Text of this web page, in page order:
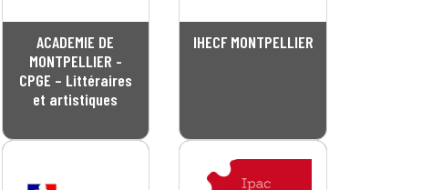
ACADEMIE DE
MONTPELLIER -
CPGE – Littéraires
et artistiques
IHECF MONTPELLIER